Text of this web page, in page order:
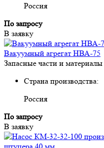
Россия
По запросу
В заявку
Вакуумный агрегат НВА-75
Запасные части и материалы
Страна производства:
Россия
По запросу
В заявку